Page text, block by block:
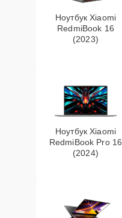
Ноутбук Xiaomi
RedmiBook 16
(2023)
Ноутбук Xiaomi
RedmiBook Pro 16
(2024)